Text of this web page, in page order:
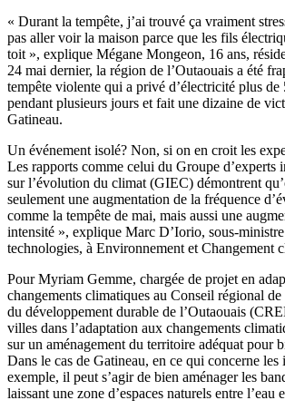
« Durant la tempête, j’ai trouvé ça vraiment
pas aller voir la maison parce que les fils
toit », explique Mégane Mongeon, 16 ans,
24 mai dernier, la région de l’Outaouais a été
tempête violente qui a privé d’électricité plus
pendant plusieurs jours et fait une dizaine de
Gatineau.
Un événement isolé? Non, si on en croit les
Les rapports comme celui du Groupe d’experts
sur l’évolution du climat (GIEC) démontrent
seulement une augmentation de la fréquence
comme la tempête de mai, mais aussi une
intensité », explique Marc D’Iorio, sous-
technologies, à Environnement et Changement
Pour Myriam Gemme, chargée de projet en
changements climatiques au Conseil régional
du développement durable de l’Outaouais
villes dans l’adaptation aux changements
sur un aménagement du territoire adéquat pour
Dans le cas de Gatineau, en ce qui concerne les
exemple, il peut s’agir de bien aménager les
laissant une zone d’espaces naturels entre l’eau